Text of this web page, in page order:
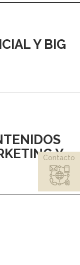
Y BIG
Y
Contacto